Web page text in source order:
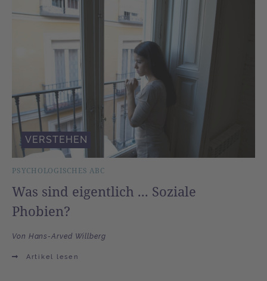
PSYCHOLOGISCHES ABC
Was sind eigentlich ... Soziale
Phobien?
Von Hans-Arved Willberg
Artikel lesen
VERSTEHEN